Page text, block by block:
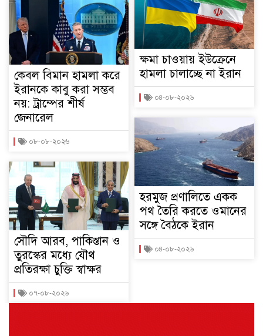
কেবল বিমান হামলা করে
ইরানকে কাবু করা সম্ভব
নয়: ট্রাম্পের শীর্ষ
জেনারেল
০৮-০৮-২০২৬
সৌদি আরব, পাকিস্তান ও
তুরস্কের মধ্যে যৌথ
প্রতিরক্ষা চুক্তি স্বাক্ষর
০৭-০৮-২০২৬
ক্ষমা চাওয়ায় ইউক্রেনে
হামলা চালাচ্ছে না ইরান
০৪-০৮-২০২৬
হরমুজ প্রণালিতে একক
পথ তৈরি করতে ওমানের
সঙ্গে বৈঠকে ইরান
০৪-০৮-২০২৬